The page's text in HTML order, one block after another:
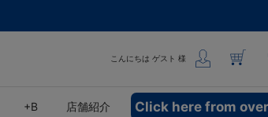
こんにちは ゲスト 様
+B 店舗紹介 Click here from